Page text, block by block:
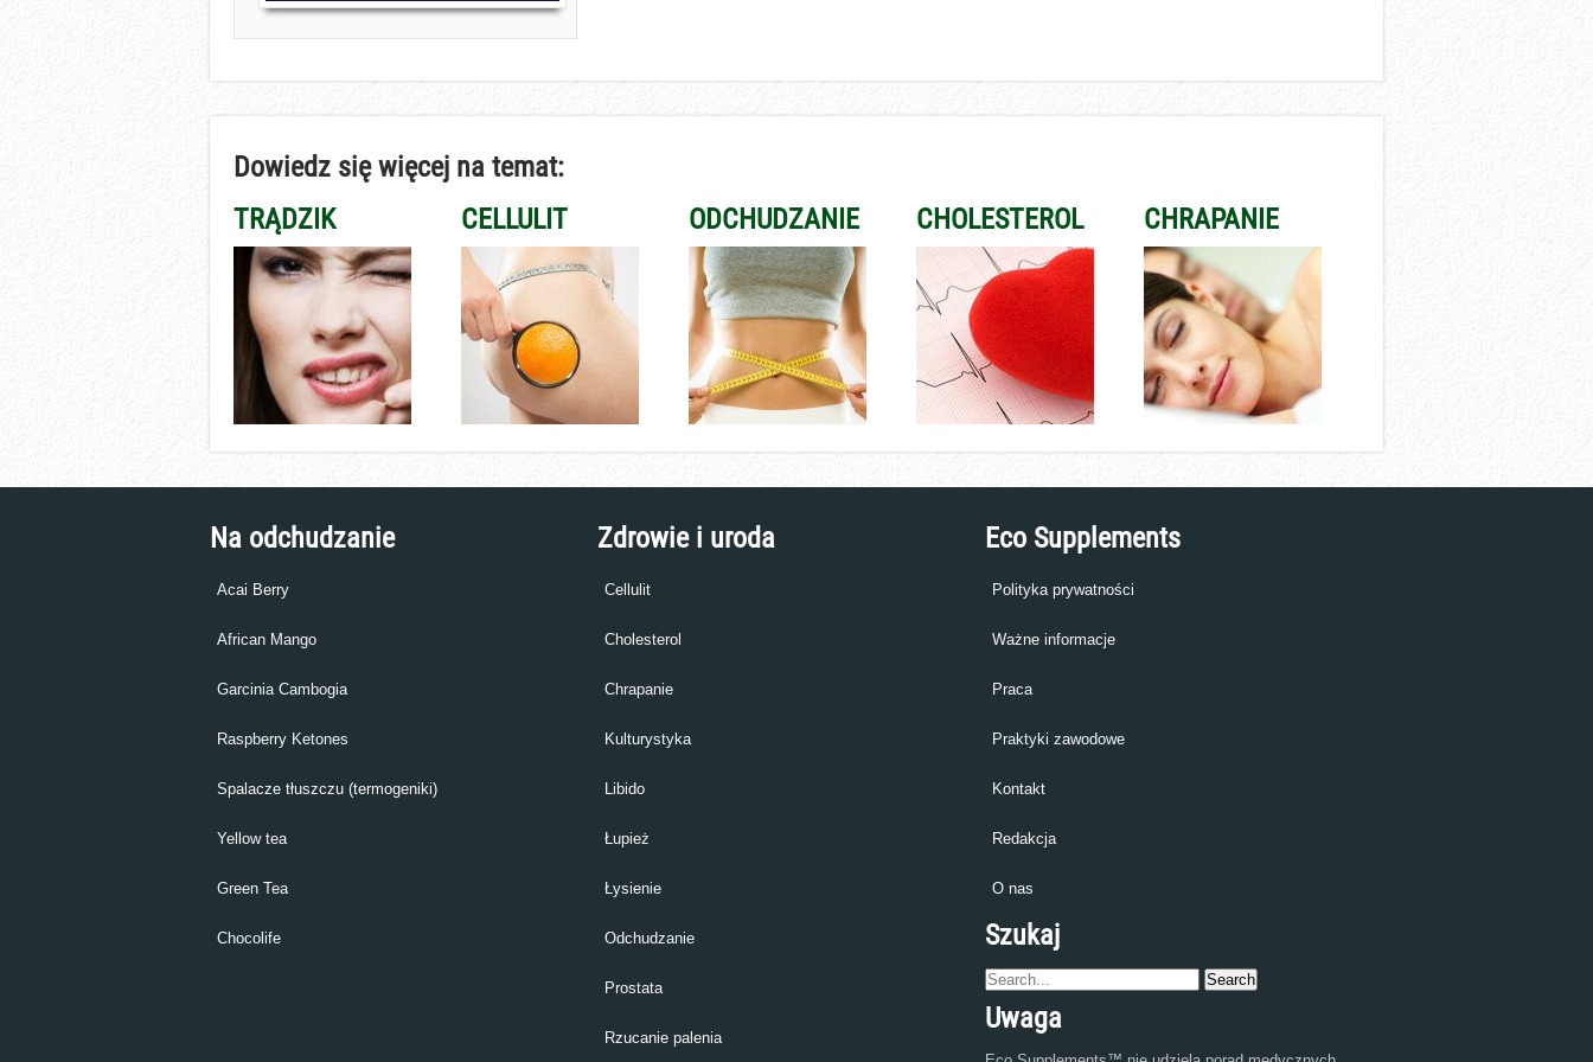
Dowiedz się więcej na temat:
TRĄDZIK
CELLULIT ODCHUDZANIE CHOLESTEROL CHRAPANIE
Na odchudzanie
Acai Berry
African Mango
Garcinia Cambogia
Raspberry Ketones
Spalacze tłuszczu (termogeniki)
Yellow tea
Green Tea
Chocolife
Zdrowie i uroda
Cellulit
Cholesterol
Chrapanie
Kulturystyka
Libido
Łupież
Łysienie
Odchudzanie
Prostata
Rzucanie palenia
Eco Supplements
Polityka prywatności
Ważne informacje
Praca
Praktyki zawodowe
Kontakt
Redakcja
O nas
Szukaj
Uwaga